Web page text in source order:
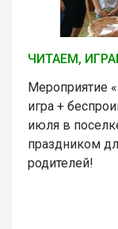
ЧИТАЕМ,
Мероприятие
игра +
июля в
праздником
родителей!